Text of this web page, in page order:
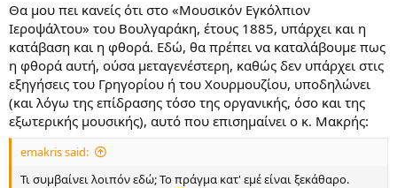
Θα μου πει κανείς ότι στο «Μουσικόν Εγκόλπιον
Ιεροψάλτου» του Βουλγαράκη, έτους 1885, υπάρχει και η
κατάβαση και η φθορά. Εδώ, θα πρέπει να καταλάβουμε πως
η φθορά αυτή, ούσα μεταγενέστερη, καθώς δεν υπάρχει στις
εξηγήσεις του Γρηγορίου ή του Χουρμουζίου, υποδηλώνει
(και λόγω της επίδρασης τόσο της οργανικής, όσο και της
εξωτερικής μουσικής), αυτό που επισημαίνει ο κ. Μακρής:
emakris said:
Τι συμβαίνει λοιπόν εδώ; Το πράγμα κατ' εμέ είναι ξεκάθαρο.